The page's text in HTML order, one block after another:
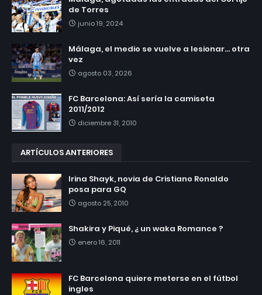
de Torres
junio 19, 2024
Málaga, el medio se vuelve a lesionar... otra
vez
agosto 03, 2026
FC Barcelona: Así sería la camiseta
2011/2012
diciembre 31, 2010
ARTÍCULOS ANTERIORES
Irina Shayk, novia de Cristiano Ronaldo
posa para GQ
agosto 25, 2010
Shakira y Piqué, ¿ un waka Romance ?
enero 16, 2011
FC Barcelona quiere meterse en el fútbol
ingles